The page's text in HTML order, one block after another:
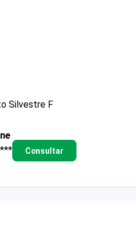
Silvestre F
Consultar